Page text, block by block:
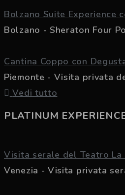
Bolzano Suite Experience
Bolzano - Sheraton Four
Cantina Coppo con
Piemonte - Visita privata
Vedi tutto
PLATINUM
Visita serale del Teatro La
Venezia - Visita privata